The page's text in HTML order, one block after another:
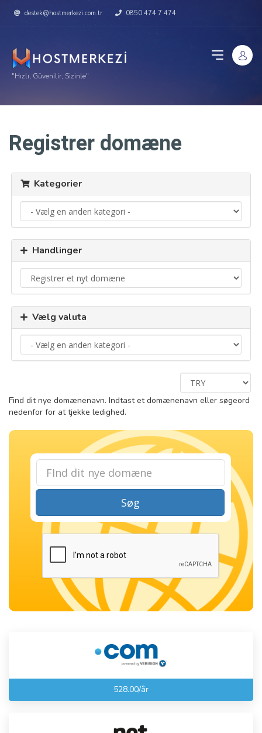
destek@hostmerkezi.com.tr 0850 474 7 474
"Hızlı, Güvenilir, Sizinle"
Registrer domæne
Kategorier
Handlinger
Vælg valuta
Find dit nye domænenavn. Indtast et domænenavn eller søgeord
nedenfor for at tjekke ledighed.
Søg
528.00/år